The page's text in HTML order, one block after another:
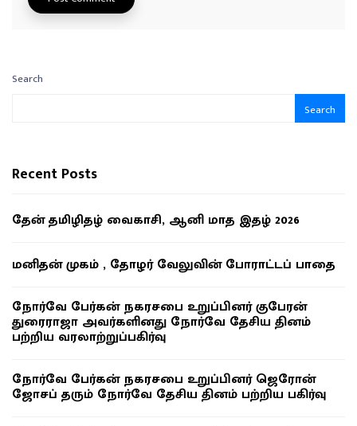
Search
Search
Recent Posts
தேன் தமிழிதழ் வைகாசி, ஆனி மாத இதழ் 2026
மனிதன் முகம் , தோழர் வேலுவின் போராட்டப் பாதை
நோர்வே பேர்கன் நகரசபை உறுப்பினர் குபேரன்
துரைராஜா அவர்களினது நோர்வே தேசிய தினம்
பற்றிய வரலாற்றுப்பகிர்வு
நோர்வே பேர்கன் நகரசபை உறுப்பினர் ஜெரோன்
ஜோசப் தரும் நோர்வே தேசிய தினம் பற்றிய பகிர்வு